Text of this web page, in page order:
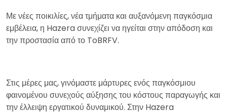
Με νέες ποικιλίες, νέα τμήματα και αυξανόμενη παγκόσμια
εμβέλεια, η Hazera συνεχίζει να ηγείται στην απόδοση και
την προστασία από το ToBRFV.
Στις μέρες μας, γινόμαστε μάρτυρες ενός παγκόσμιου
φαινομένου συνεχούς αύξησης του κόστους παραγωγής και
την έλλειψη εργατικού δυναμικού. Στην Hazera